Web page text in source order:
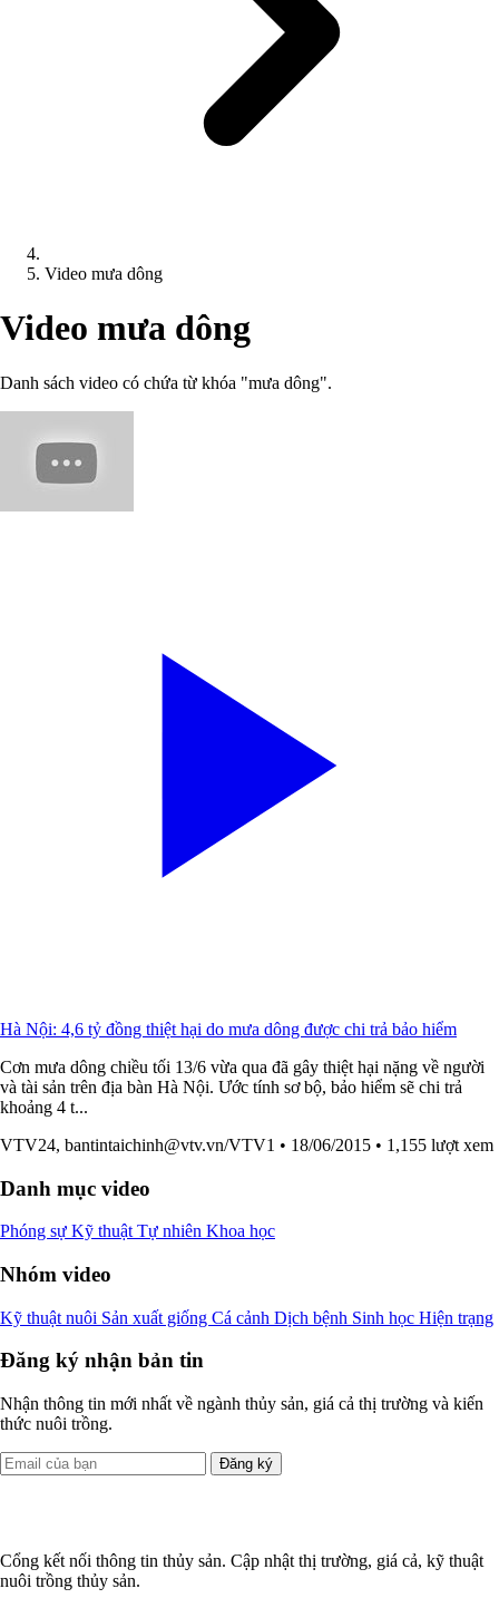
Video mưa dông
Video mưa dông
Danh sách video có chứa từ khóa "mưa dông".
Hà Nội: 4,6 tỷ đồng thiệt hại do mưa dông được chi trả bảo hiểm
Cơn mưa dông chiều tối 13/6 vừa qua đã gây thiệt hại nặng về người
và tài sản trên địa bàn Hà Nội. Ước tính sơ bộ, bảo hiểm sẽ chi trả
khoảng 4 t...
VTV24, bantintaichinh@vtv.vn/VTV1 • 18/06/2015 • 1,155 lượt xem
Danh mục video
Phóng sự Kỹ thuật Tự nhiên Khoa học
Nhóm video
Kỹ thuật nuôi Sản xuất giống Cá cảnh Dịch bệnh Sinh học Hiện trạng
Đăng ký nhận bản tin
Nhận thông tin mới nhất về ngành thủy sản, giá cả thị trường và kiến
thức nuôi trồng.
Đăng ký
Cổng kết nối thông tin thủy sản. Cập nhật thị trường, giá cả, kỹ thuật
nuôi trồng thủy sản.